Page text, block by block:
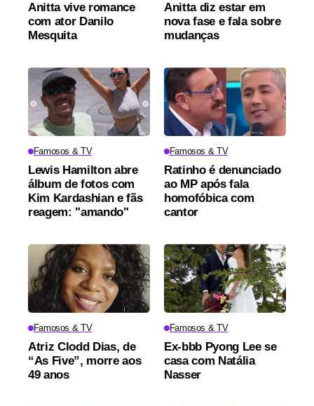
Anitta vive romance
com ator Danilo
Mesquita
Anitta diz estar em
nova fase e fala sobre
mudanças
Famosos & TV
Lewis Hamilton abre
álbum de fotos com
Kim Kardashian e fãs
reagem: "amando"
Famosos & TV
Ratinho é denunciado
ao MP após fala
homofóbica com
cantor
Famosos & TV
Atriz Clodd Dias, de
“As Five”, morre aos
49 anos
Famosos & TV
Ex-bbb Pyong Lee se
casa com Natália
Nasser